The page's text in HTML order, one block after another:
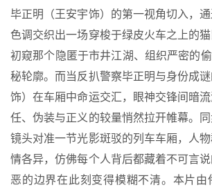
毕正明（王安宇饰）的第一视角切入，
色调交织出一场穿梭于绿皮火车之上的
初窥那个隐匿于市井江湖、组织严密的
秘轮廓。而当反扒警察毕正明与身份成
饰）在车厢中命运交汇，眼神交锋间暗
任、伪装与正义的较量悄然拉开帷幕。
镜头对准一节光影斑驳的列车车厢，人
情各异，仿佛每个人背后都藏着不可言
恶的边界在此刻变得模糊不清。本片由